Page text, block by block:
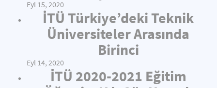
Eyl 15, 2020
İTÜ Türkiye’deki Teknik
Üniversiteler Arasında
Birinci
Eyl 14, 2020
İTÜ 2020-2021 Eğitim